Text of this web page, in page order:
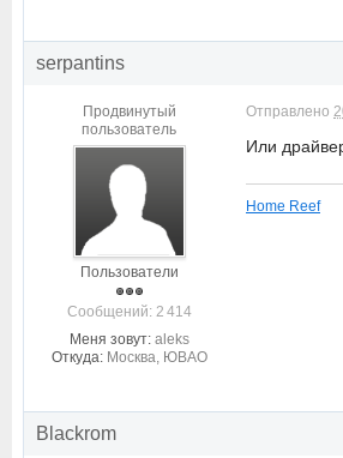
serpantins
Продвинутый
пользователь
Пользователи
Cообщений: 2 414
Меня зовут: aleks
Откуда: Москва, ЮВАО
Отправлено
Или
Home Reef
Blackrom